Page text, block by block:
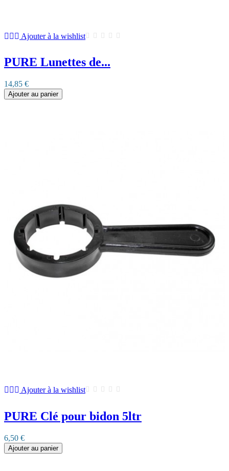
Ajouter à la wishlist
PURE Lunettes de...
14,85 €
Ajouter au panier
Ajouter à la wishlist
PURE Clé pour bidon 5ltr
6,50 €
Ajouter au panier